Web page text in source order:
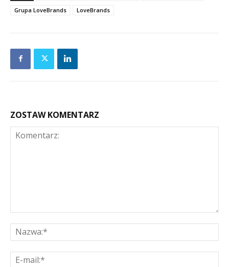
Grupa LoveBrands
LoveBrands
ZOSTAW KOMENTARZ